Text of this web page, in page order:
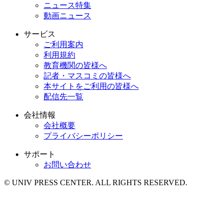
ニュース特集
動画ニュース
サービス
ご利用案内
利用規約
教育機関の皆様へ
記者・マスコミの皆様へ
本サイトをご利用の皆様へ
配信先一覧
会社情報
会社概要
プライバシーポリシー
サポート
お問い合わせ
© UNIV PRESS CENTER. ALL RIGHTS RESERVED.